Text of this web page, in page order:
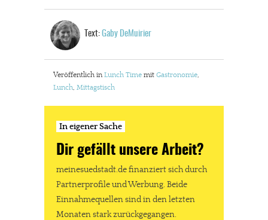
In eigener Sache
Dir gefällt unsere Arbeit?
meinesuedstadt.de finanziert sich durch Partnerprofile und
Werbung. Beide Einnahmequellen sind in den letzten Monaten
stark zurückgegangen.
Solltest Du unsere unabhängige Berichterstattung schätzen,
Text: Gaby DeMuirier
Veröffentlich in Lunch Time mit Gastronomie,
Lunch, Mittagstisch
In eigener Sache
Dir gefällt unsere Arbeit?
meinesuedstadt.de finanziert sich durch
Partnerprofile und Werbung. Beide
Einnahmequellen sind in den letzten
Monaten stark zurückgegangen.